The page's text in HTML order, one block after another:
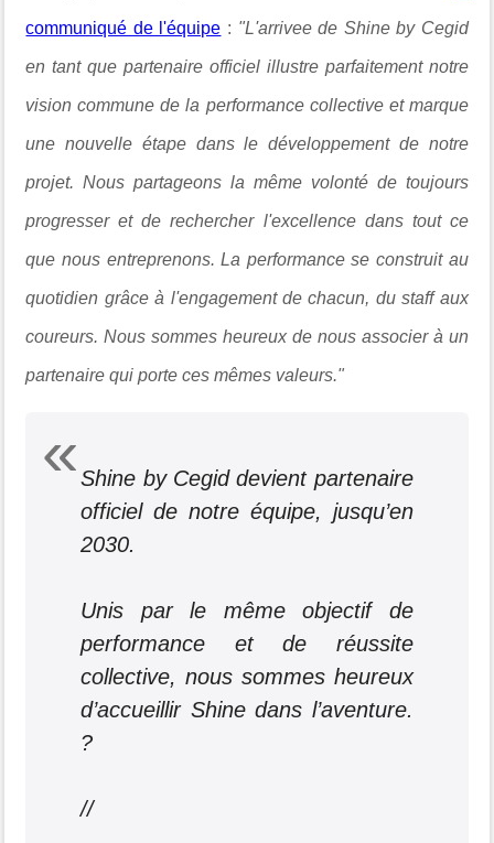
communiqué de l'équipe : "L'arrivee de Shine by Cegid
en tant que partenaire officiel illustre parfaitement notre
vision commune de la performance collective et marque
une nouvelle étape dans le développement de notre
projet. Nous partageons la même volonté de toujours
progresser et de rechercher l'excellence dans tout ce
que nous entreprenons. La performance se construit au
quotidien grâce à l'engagement de chacun, du staff aux
coureurs. Nous sommes heureux de nous associer à un
partenaire qui porte ces mêmes valeurs."
Shine by Cegid devient partenaire
officiel de notre équipe, jusqu’en
2030.
Unis par le même objectif de
performance et de réussite
collective, nous sommes heureux
d’accueillir Shine dans l’aventure.
?
//